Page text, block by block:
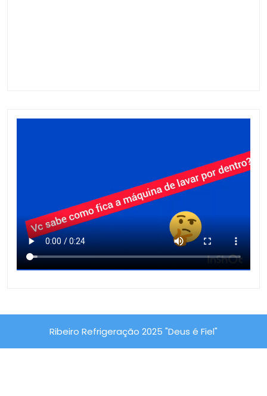
Ribeiro Refrigeração 2025 "Deus é Fiel"